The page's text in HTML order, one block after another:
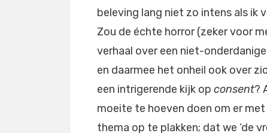
beleving lang niet zo intens als ik
Zou de échte horror (zeker voor
verhaal over een niet-
en daarmee het onheil ook over
een intrigerende kijk op consent?
moeite te hoeven doen om er
thema op te plakken; dat we ‘de